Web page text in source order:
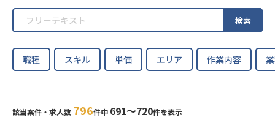
検索
職種 スキル 単価 エリア 作業内容
該当案件・求人数 796件中 691〜720件を表示